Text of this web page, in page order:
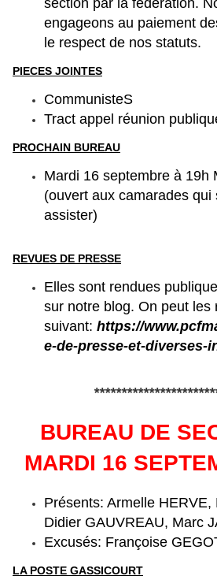
engageons au paiement
le respect de nos statuts.
PIECES JOINTES
CommunisteS
Tract appel réunion
PROCHAIN BUREAU
Mardi 16 septembre à 19h
(ouvert aux camarades qui
assister)
REVUES DE PRESSE
Elles sont rendues
sur notre blog. On peut les
suivant: https://
e-de-presse-et-diverses-
BUREAU DE
MARDI 16
Présents: Armelle
Didier GAUVREAU, Marc
Excusés: Françoise
LA POSTE GASSICOURT